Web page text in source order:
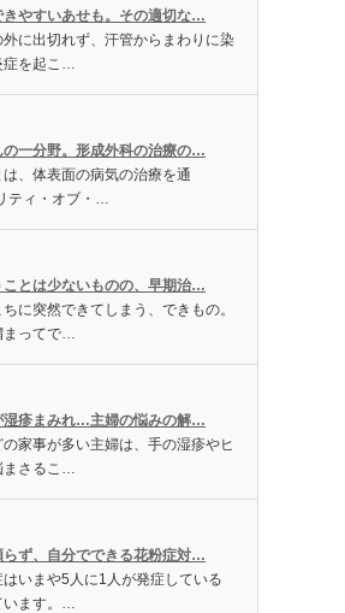
きやすいあせも。その適切な…
に出切れず、汗管からまわりに染
症を起こ…
の一分野。形成外科の治療の…
、体表面の病気の治療を通
ティ・オブ・…
ことは少ないものの、早期治…
に突然できてしまう、できもの。
まってで…
湿疹まみれ…主婦の悩みの解…
家事が多い主婦は、手の湿疹やヒ
まさるこ…
らず、自分でできる花粉症対…
はいまや5人に1人が発症している
います。…